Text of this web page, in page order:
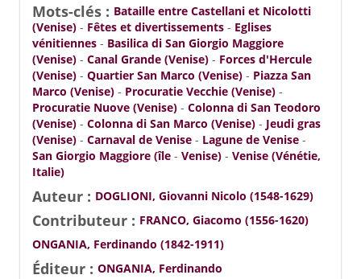
Mots-clés : Bataille entre Castellani et Nicolotti
(Venise) - Fêtes et divertissements - Eglises
vénitiennes - Basilica di San Giorgio Maggiore
(Venise) - Canal Grande (Venise) - Forces d'Hercule
(Venise) - Quartier San Marco (Venise) - Piazza San
Marco (Venise) - Procuratie Vecchie (Venise) -
Procuratie Nuove (Venise) - Colonna di San Teodoro
(Venise) - Colonna di San Marco (Venise) - Jeudi gras
(Venise) - Carnaval de Venise - Lagune de Venise -
San Giorgio Maggiore (île - Venise) - Venise (Vénétie,
Italie)
Auteur : DOGLIONI, Giovanni Nicolo (1548-1629)
Contributeur : FRANCO, Giacomo (1556-1620)
ONGANIA, Ferdinando (1842-1911)
Éditeur : ONGANIA, Ferdinando